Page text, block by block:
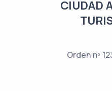
CIUDAD
Orden nº